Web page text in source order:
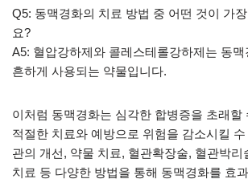
Q5: 동맥경화의 치료 방법 중 어떤 것이 가
요?
A5: 혈압강하제와 콜레스테롤강하제는 동
흔하게 사용되는 약물입니다.
이처럼 동맥경화는 심각한 합병증을 초래할
적절한 치료와 예방으로 위험을 감소시킬
관의 개선, 약물 치료, 혈관확장술, 혈관박리
치료 등 다양한 방법을 통해 동맥경화를 효